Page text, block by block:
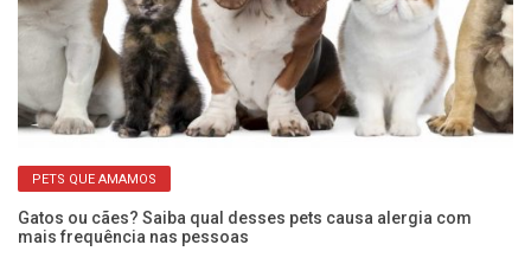
PETS QUE AMAMOS
Gatos ou cães? Saiba qual desses pets causa alergia com
mais frequência nas pessoas